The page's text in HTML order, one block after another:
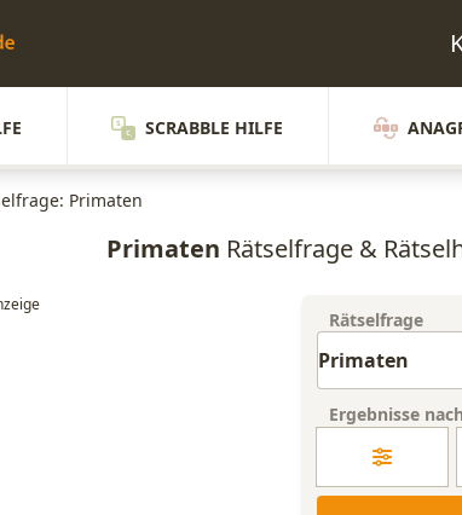
SCRABBLE HILFE
Primaten
Primaten Rätselfrage &
Rätselfrage
Ergebnisse